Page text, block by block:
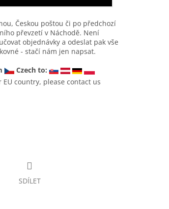
Českou poštou či po předchozí
převzetí v Náchodě. Není
objednávky a odeslat pak vše
- stačí nám jen napsat.
Czech to:
country, please contact us
SDÍLET